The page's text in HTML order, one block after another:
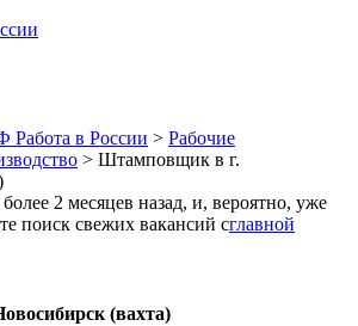
в России > Рабочие
> Штамповщик в г.
2 месяцев назад, и, вероятно, уже
поиск свежих вакансий сглавной
(вахта)